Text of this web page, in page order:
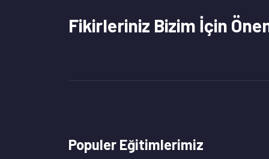
Fikirleriniz Bizim İçin
Populer Eğitimlerimiz